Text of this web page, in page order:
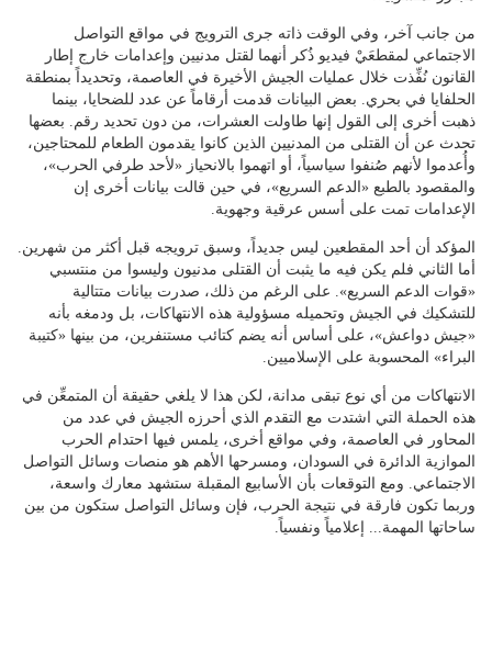
من جانب آخر، وفي الوقت ذاته جرى الترويج في مواقع التواصل
الاجتماعي لمقطعَيْ فيديو ذُكر أنهما لقتل مدنيين وإعدامات خارج إطار
القانون نُفِّذت خلال عمليات الجيش الأخيرة في العاصمة، وتحديداً بمنطقة
الحلفايا في بحري. بعض البيانات قدمت أرقاماً عن عدد للضحايا، بينما
ذهبت أخرى إلى القول إنها طاولت العشرات، من دون تحديد رقم. بعضها
تحدث عن أن القتلى من المدنيين الذين كانوا يقدمون الطعام للمحتاجين،
وأُعدموا لأنهم صُنفوا سياسياً، أو اتهموا بالانحياز «لأحد طرفي الحرب»،
والمقصود بالطبع «الدعم السريع»، في حين قالت بيانات أخرى إن
الإعدامات تمت على أسس عرقية وجهوية.
المؤكد أن أحد المقطعين ليس جديداً، وسبق ترويجه قبل أكثر من شهرين.
أما الثاني فلم يكن فيه ما يثبت أن القتلى مدنيون وليسوا من منتسبي
«قوات الدعم السريع». على الرغم من ذلك، صدرت بيانات متتالية
للتشكيك في الجيش وتحميله مسؤولية هذه الانتهاكات، بل ودمغه بأنه
«جيش دواعش»، على أساس أنه يضم كتائب مستنفرين، من بينها «كتيبة
البراء» المحسوبة على الإسلاميين.
الانتهاكات من أي نوع تبقى مدانة، لكن هذا لا يلغي حقيقة أن المتمعِّن في
هذه الحملة التي اشتدت مع التقدم الذي أحرزه الجيش في عدد من
المحاور في العاصمة، وفي مواقع أخرى، يلمس فيها احتدام الحرب
الموازية الدائرة في السودان، ومسرحها الأهم هو منصات وسائل التواصل
الاجتماعي. ومع التوقعات بأن الأسابيع المقبلة ستشهد معارك واسعة،
وربما تكون فارقة في نتيجة الحرب، فإن وسائل التواصل ستكون من بين
ساحاتها المهمة... إعلامياً ونفسياً.